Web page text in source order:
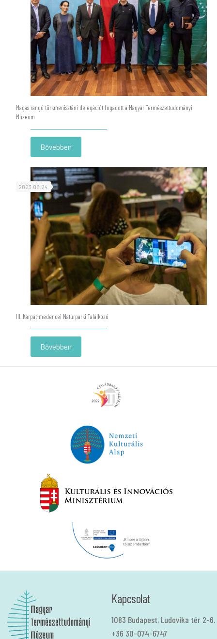
Magas rangú türkmenisztáni delegációt fogadott a Magyar Természettudományi
Múzeum
Bővebben
Magas
türkmenisztáni
delegációt
fogadott
Magyar
Természettudományi
Múzeum
2023.08.24.
III. Kárpát-medencei Natúrparki Találkozó
Bővebben
III.
Találkozó
Kapcsolat
1083 Budapest, Ludovika tér 2-6.
+36 30-074-6747